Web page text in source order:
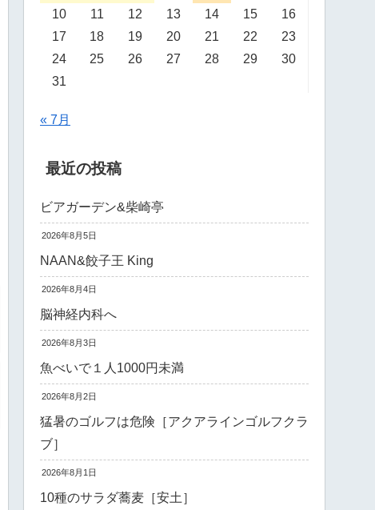
10
11 12 13 14 15
16
17
18 19 20 21 22
23
24
25 26 27 28 29
30
31
« 7月
最近の投稿
ビアガーデン&柴崎亭
2026年8月5日
NAAN&餃子王 King
2026年8月4日
脳神経内科へ
2026年8月3日
魚べいで１人1000円未満
2026年8月2日
猛暑のゴルフは危険［アクアラインゴルフクラ
ブ］
2026年8月1日
10種のサラダ蕎麦［安土］